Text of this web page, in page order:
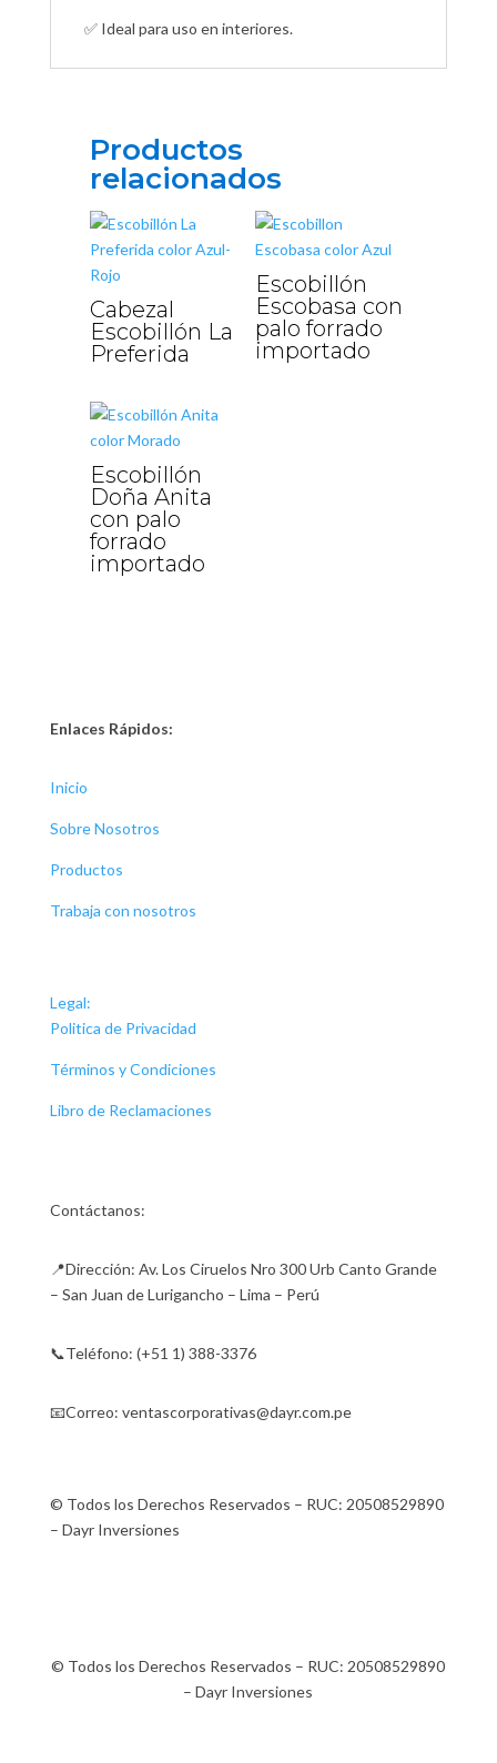
✅ Ideal para uso en interiores.
Productos
relacionados
Cabezal
Escobillón La
Preferida
Escobillón
Escobasa con
palo forrado
importado
Escobillón
Doña Anita
con palo
forrado
importado
Enlaces Rápidos:
Inicio
Sobre Nosotros
Productos
Trabaja con nosotros
Legal:
Politica de Privacidad
Términos y Condiciones
Libro de Reclamaciones
Contáctanos:
📍Dirección: Av. Los Ciruelos Nro 300 Urb Canto Grande
– San Juan de Lurigancho – Lima – Perú
📞Teléfono: (+51 1) 388-3376
📧Correo: ventascorporativas@dayr.com.pe
© Todos los Derechos Reservados – RUC: 20508529890
– Dayr Inversiones
© Todos los Derechos Reservados – RUC: 20508529890
– Dayr Inversiones